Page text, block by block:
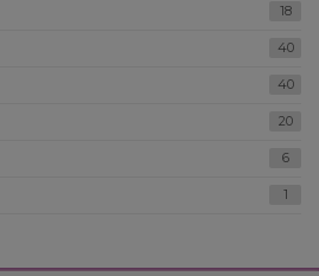
18
40
40
20
6
1